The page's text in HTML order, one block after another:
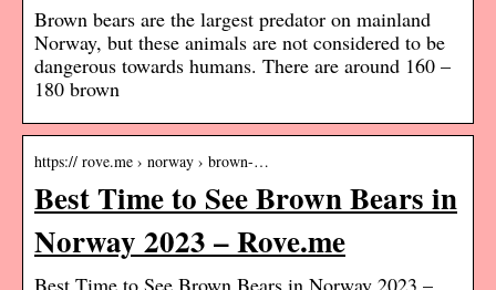
Brown bears are the largest predator on mainland
Norway, but these animals are not considered to be
dangerous towards humans. There are around 160 –
180 brown
https:// rove.me › norway › brown-…
Best Time to See Brown Bears in
Norway 2023 – Rove.me